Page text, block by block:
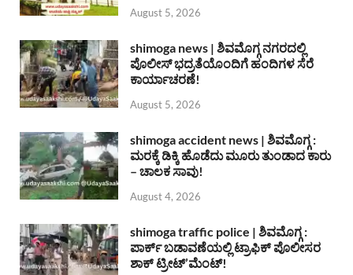
August 5, 2026
shimoga news | ಶಿವಮೊಗ್ಗ ನಗರದಲ್ಲಿ
ಪೊಲೀಸ್ ಭದ್ರತೆಯೊಂದಿಗೆ ಹಂದಿಗಳ ಸೆರೆ
ಕಾರ್ಯಾಚರಣೆ!
August 5, 2026
shimoga accident news | ಶಿವಮೊಗ್ಗ :
ಮರಕ್ಕೆ ಡಿಕ್ಕಿ ಹೊಡೆದು ಮೂರು ತುಂಡಾದ ಕಾರು
– ಚಾಲಕ ಸಾವು!
August 4, 2026
shimoga traffic police | ಶಿವಮೊಗ್ಗ :
ಪಾರ್ಕ್ ಬಡಾವಣೆಯಲ್ಲಿ ಟ್ರಾಫಿಕ್ ಪೊಲೀಸರ
ಶಾಕ್ ಟ್ರೀಟ್’ಮೆಂಟ್!